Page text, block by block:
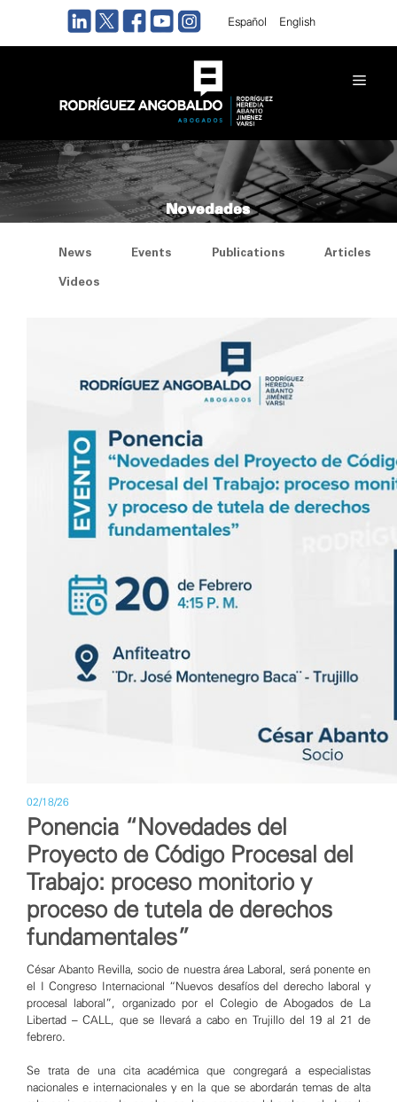
Español English
Novedades
News Events Publications Articles
Videos
02/18/26
Ponencia “Novedades del
Proyecto de Código Procesal del
Trabajo: proceso monitorio y
proceso de tutela de derechos
fundamentales”
César Abanto Revilla, socio de nuestra área Laboral, será ponente en
el I Congreso Internacional “Nuevos desafíos del derecho laboral y
procesal laboral”, organizado por el Colegio de Abogados de La
Libertad – CALL, que se llevará a cabo en Trujillo del 19 al 21 de
febrero.
Se trata de una cita académica que congregará a especialistas
nacionales e internacionales y en la que se abordarán temas de alta